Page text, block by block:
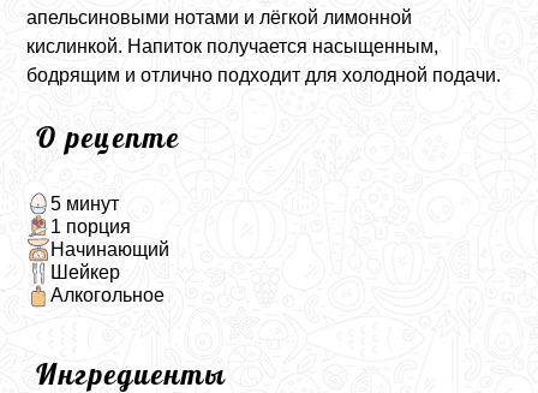
апельсиновыми нотами и лёгкой лимонной
кислинкой. Напиток получается насыщенным,
бодрящим и отлично подходит для холодной подачи.
О рецепте
5 минут
1 порция
Начинающий
Шейкер
Алкогольное
Ингредиенты